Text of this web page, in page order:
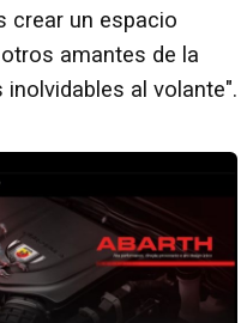
crear un espacio
amantes de la
al volante".